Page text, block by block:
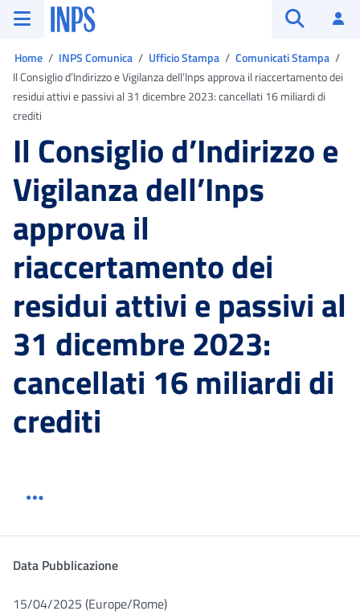
Vai al menu principale
Vai al contenuto principale
Vai al pie' di pagina
INPS ()
Home INPS Comunica Ufficio Stampa
Comunicati Stampa
Il Consiglio d’Indirizzo e Vigilanza dell’Inps approva il riaccertamento dei
residui attivi e passivi al 31 dicembre 2023: cancellati 16 miliardi di
crediti
Il Consiglio d’Indirizzo e
Vigilanza dell’Inps
approva il
riaccertamento dei
residui attivi e passivi al
31 dicembre 2023:
cancellati 16 miliardi di
crediti
Dettaglio
Data Pubblicazione
15/04/2025 (Europe/Rome)